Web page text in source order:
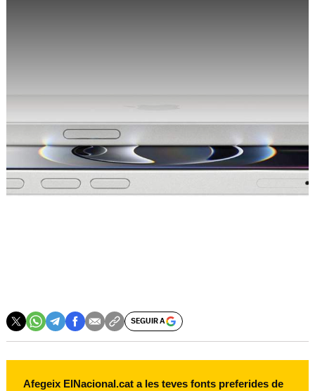
SEGUIR A
Afegeix ElNacional.cat a les teves fonts preferides de